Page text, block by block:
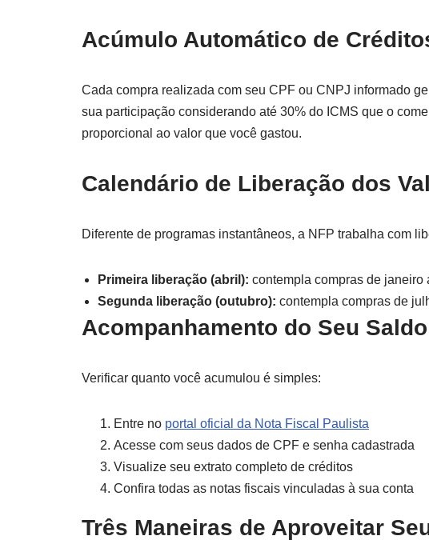
Acúmulo Automático de
Cada compra realizada com seu CPF ou CNPJ informado
sua participação considerando até 30% do ICMS que o
proporcional ao valor que você gastou.
Calendário de Liberação dos
Diferente de programas instantâneos, a NFP trabalha com
Primeira liberação (abril): contempla compras de janeiro
Segunda liberação (outubro): contempla compras de
Acompanhamento do Seu Saldo
Verificar quanto você acumulou é simples:
Entre no portal oficial da Nota Fiscal Paulista
Acesse com seus dados de CPF e senha cadastrada
Visualize seu extrato completo de créditos
Confira todas as notas fiscais vinculadas à sua conta
Três Maneiras de Aproveitar